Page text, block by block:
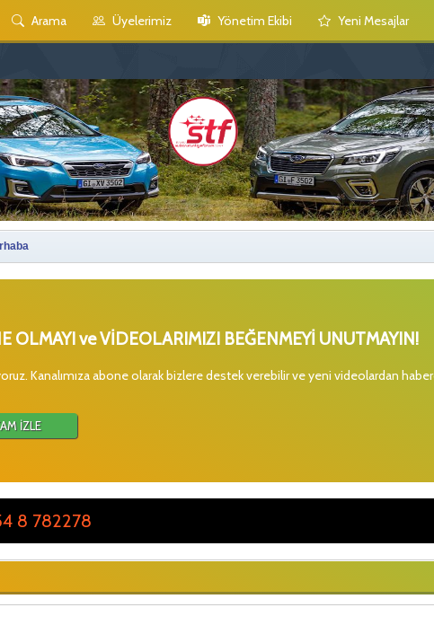
Arama Üyelerimiz Yönetim Ekibi Yeni Mesajlar
OLMAYI ve VİDEOLARIMIZI BEĞENMEYİ UNUTMAYIN!
Kanalımıza abone olarak bizlere destek verebilir ve yeni videolardan
İZLE
8 782278